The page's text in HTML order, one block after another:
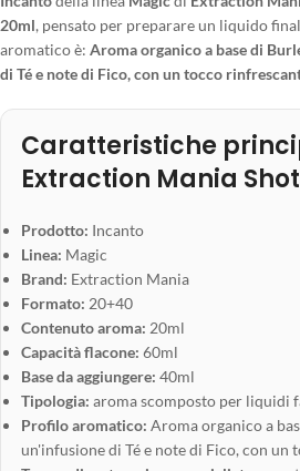
20ml, pensato per preparare un liquido
aromatico è: Aroma organico a base di
di Té e note di Fico, con un tocco
Caratteristiche
Extraction Mania Shot
Prodotto: Incanto
Linea: Magic
Brand: Extraction Mania
Formato: 20+40
Contenuto aroma: 20ml
Capacità flacone: 60ml
Base da aggiungere: 40ml
Tipologia: aroma scomposto per liquidi
Profilo aromatico: Aroma organico a
un'infusione di Té e note di Fico, con un